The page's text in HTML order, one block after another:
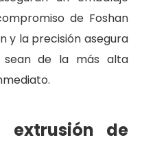
de Foshan
y la precisión asegura
sean de la más alta
extrusión de